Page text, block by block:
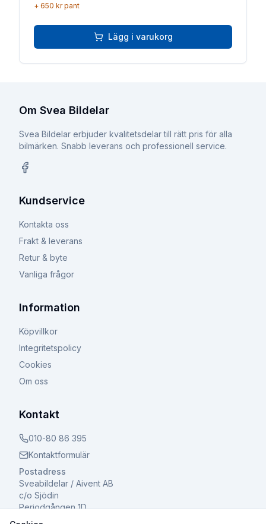
+ 650 krpant
Lägg i varukorg
Om Svea Bildelar
Svea Bildelar erbjuder kvalitetsdelar till rätt pris för alla
bilmärken. Snabb leverans och professionell service.
Kundservice
Kontakta oss
Frakt & leverans
Retur & byte
Vanliga frågor
Information
Köpvillkor
Integritetspolicy
Cookies
Om oss
Kontakt
010-80 86 395
Kontaktformulär
Postadress
Sveabildelar / Aivent AB
c/o Sjödin
Periodgången 1D
611 37 Nyköping